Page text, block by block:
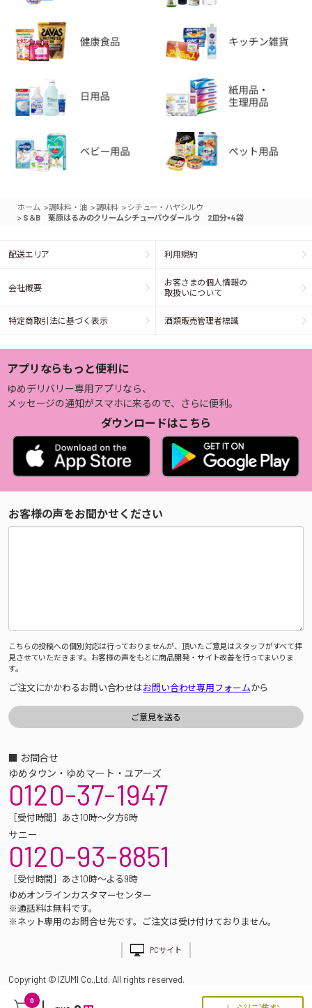
0
ホーム >調味料・油 >調味料 > シチュー・ハヤシルウ
> S＆B 栗原はるみのクリームシチューパウダールウ 2皿分×4袋
配送エリア 利用規約
会社概要
お客さまの個人情報の
取扱いについて
特定商取引法に基づく表示 酒類販売管理者標識
アプリならもっと便利に
ゆめデリバリー専用アプリなら、
メッセージの通知がスマホに来るので、さらに便利。
ダウンロードはこちら
お客様の声をお聞かせください
こちらの投稿への個別対応は行っておりませんが、頂いたご意見はスタッフがすべて拝
見させていただきます。お客様の声をもとに商品開発・サイト改善を行ってまいりま
す。
ご注文にかかわるお問い合わせはお問い合わせ専用フォームから
■ お問合せ
ゆめタウン・ゆめマート・ユアーズ
0120-37-1947
［受付時間］あさ10時～夕方6時
サニー
0120-93-8851
［受付時間］あさ10時～よる9時
ゆめオンラインカスタマーセンター
※通話料は無料です。
※ネット専用のお問合せ先です。ご注文は受け付けておりません。
PCサイト
Copyright © IZUMI Co.,Ltd. All rights reserved.